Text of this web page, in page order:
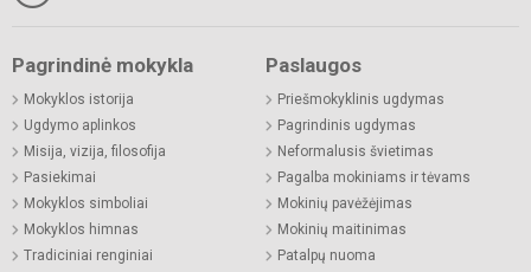
Pagrindinė mokykla
Mokyklos istorija
Ugdymo aplinkos
Misija, vizija, filosofija
Pasiekimai
Mokyklos simboliai
Mokyklos himnas
Tradiciniai renginiai
Paslaugos
Priešmokyklinis ugdymas
Pagrindinis ugdymas
Neformalusis švietimas
Pagalba mokiniams ir tėvams
Mokinių pavėžėjimas
Mokinių maitinimas
Patalpų nuoma